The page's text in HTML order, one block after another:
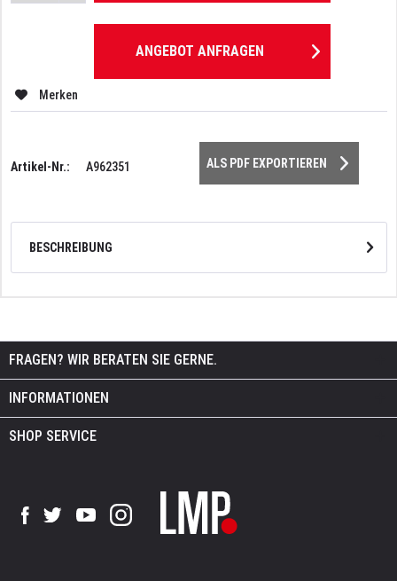
ANGEBOT ANFRAGEN
Merken
Artikel-Nr.: A962351 ALS PDF EXPORTIEREN
BESCHREIBUNG
FRAGEN? WIR BERATEN SIE GERNE.
INFORMATIONEN
SHOP SERVICE